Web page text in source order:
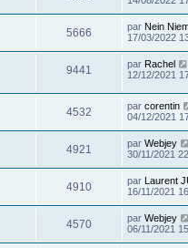
5666 par Nein
17/03/2022
9441 par Rachel
12/12/2021
4532 par corentin
04/12/2021
4921 par Webjey
30/11/2021
4910 par Laurent
16/11/2021
4570 par Webjey
06/11/2021